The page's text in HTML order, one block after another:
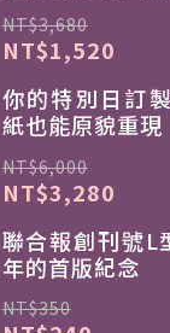
NT$3,680
NT$1,520
你的特別日訂
紙也能原貌重現
NT$6,000
NT$3,280
聯合報創刊號L
年的首版紀念
NT$350